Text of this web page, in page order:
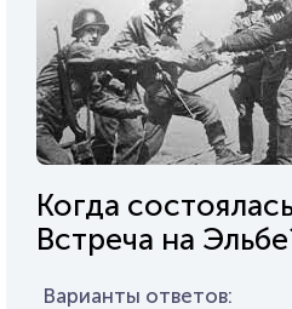
Когда
Встреча на
Варианты ответов: